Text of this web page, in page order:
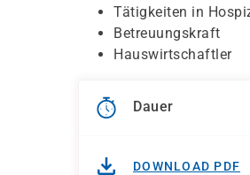
Tätigkeiten in
Betreuungskraft
Hauswirtschaftler
Dauer
DOWNLOAD PDF